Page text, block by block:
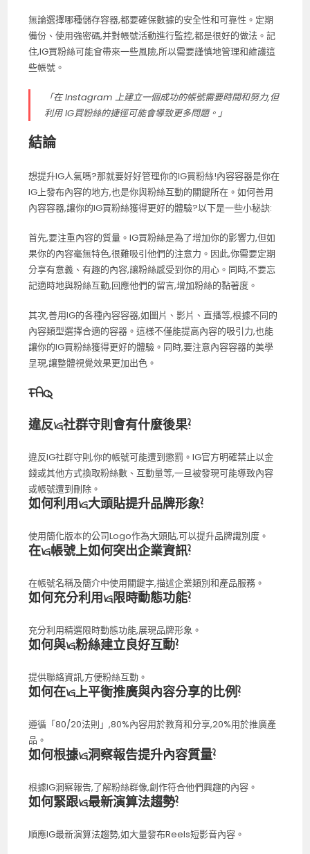
無論選擇哪種儲存容器,都要確保數據的安全性和可靠性。定期
備份、使用強密碼,并對帳號活動進行監控,都是很好的做法。記
住,IG買粉絲可能會帶來一些風險,所以需要謹慎地管理和維護這
些帳號。
「在 Instagram 上建立一個成功的帳號需要時間和努力,但
利用 IG買粉絲的捷徑可能會導致更多問題。」
結論
想提升IG人氣嗎?那就要好好管理你的IG買粉絲!內容容器是你在
IG上發布內容的地方,也是你與粉絲互動的關鍵所在。如何善用
內容容器,讓你的IG買粉絲獲得更好的體驗?以下是一些小秘訣:
首先,要注重內容的質量。IG買粉絲是為了增加你的影響力,但如
果你的內容毫無特色,很難吸引他們的注意力。因此,你需要定期
分享有意義、有趣的內容,讓粉絲感受到你的用心。同時,不要忘
記適時地與粉絲互動,回應他們的留言,增加粉絲的黏著度。
其次,善用IG的各種內容容器,如圖片、影片、直播等,根據不同的
內容類型選擇合適的容器。這樣不僅能提高內容的吸引力,也能
讓你的IG買粉絲獲得更好的體驗。同時,要注意內容容器的美學
呈現,讓整體視覺效果更加出色。
FAQ
違反IG社群守則會有什麼後果?
違反IG社群守則,你的帳號可能遭到懲罰。IG官方明確禁止以金
錢或其他方式換取粉絲數、互動量等,一旦被發現可能導致內容
或帳號遭到刪除。
如何利用IG大頭貼提升品牌形象?
使用簡化版本的公司Logo作為大頭貼,可以提升品牌識別度。
在IG帳號上如何突出企業資訊?
在帳號名稱及簡介中使用關鍵字,描述企業類別和產品服務。
如何充分利用IG限時動態功能?
充分利用精選限時動態功能,展現品牌形象。
如何與IG粉絲建立良好互動?
提供聯絡資訊,方便粉絲互動。
如何在IG上平衡推廣與內容分享的比例?
遵循「80/20法則」,80%內容用於教育和分享,20%用於推廣產
品。
如何根據IG洞察報告提升內容質量?
根據IG洞察報告,了解粉絲群像,創作符合他們興趣的內容。
如何緊跟IG最新演算法趨勢?
順應IG最新演算法趨勢,如大量發布Reels短影音內容。